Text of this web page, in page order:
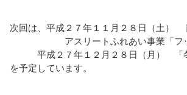
次回は、平成２７年１１月２８日（土）
アスリートふれあい事業「フット
平成２７年１２月２８日（月） 「冬
を予定しています。